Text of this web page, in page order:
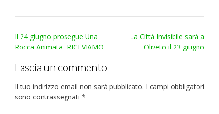
Post
navigation
Il 24 giugno prosegue Una
Rocca Animata -RICEVIAMO-
La Città Invisibile sarà a
Oliveto il 23 giugno
Lascia un commento
Il tuo indirizzo email non sarà pubblicato. I campi obbligatori
sono contrassegnati *